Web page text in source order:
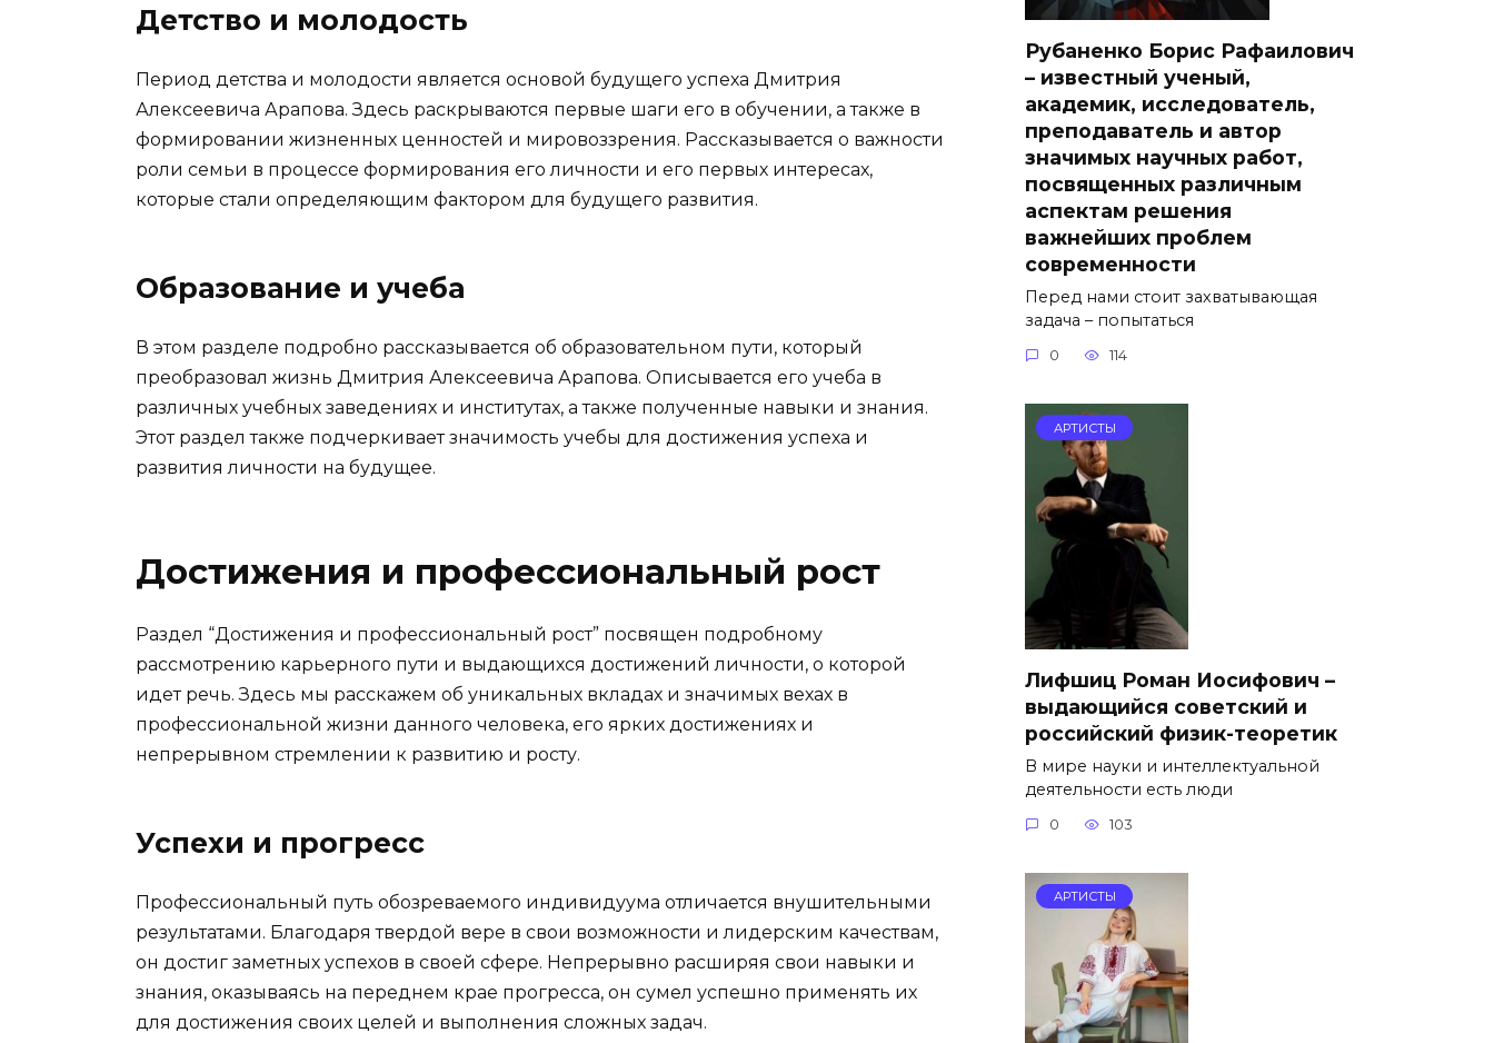
Детство и молодость
Период детства и молодости является основой будущего успеха Дмитрия
Алексеевича Арапова. Здесь раскрываются первые шаги его в обучении, а также в
формировании жизненных ценностей и мировоззрения. Рассказывается о важности
роли семьи в процессе формирования его личности и его первых интересах,
которые стали определяющим фактором для будущего развития.
Образование и учеба
В этом разделе подробно рассказывается об образовательном пути, который
преобразовал жизнь Дмитрия Алексеевича Арапова. Описывается его учеба в
различных учебных заведениях и институтах, а также полученные навыки и знания.
Этот раздел также подчеркивает значимость учебы для достижения успеха и
развития личности на будущее.
Достижения и профессиональный рост
Раздел “Достижения и профессиональный рост” посвящен подробному
рассмотрению карьерного пути и выдающихся достижений личности, о которой
идет речь. Здесь мы расскажем об уникальных вкладах и значимых вехах в
профессиональной жизни данного человека, его ярких достижениях и
непрерывном стремлении к развитию и росту.
Успехи и прогресс
Профессиональный путь обозреваемого индивидуума отличается внушительными
результатами. Благодаря твердой вере в свои возможности и лидерским качествам,
он достиг заметных успехов в своей сфере. Непрерывно расширяя свои навыки и
знания, оказываясь на переднем крае прогресса, он сумел успешно применять их
для достижения своих целей и выполнения сложных задач.
Рубаненко Борис Рафаилович
– известный ученый,
академик, исследователь,
преподаватель и автор
значимых научных работ,
посвященных различным
аспектам решения
важнейших проблем
современности
Перед нами стоит захватывающая
задача – попытаться
0 114
АРТИСТЫ
Лифшиц Роман Иосифович –
выдающийся советский и
российский физик-теоретик
В мире науки и интеллектуальной
деятельности есть люди
0 103
АРТИСТЫ